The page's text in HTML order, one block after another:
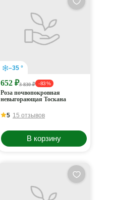
–35 °
652 ₽3 830 ₽ - 83 %
Роза почвопокровная
невыгорающая Тоскана
5 15 отзывов
В корзину